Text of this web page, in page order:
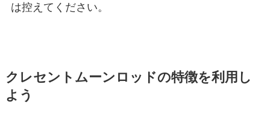
は控えてください。
クレセントムーンロッドの特徴を利用し
よう